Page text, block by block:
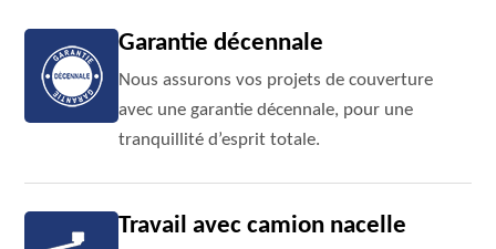
Garantie décennale
Nous assurons vos projets de couverture
avec une garantie décennale, pour une
tranquillité d’esprit totale.
Travail avec camion nacelle